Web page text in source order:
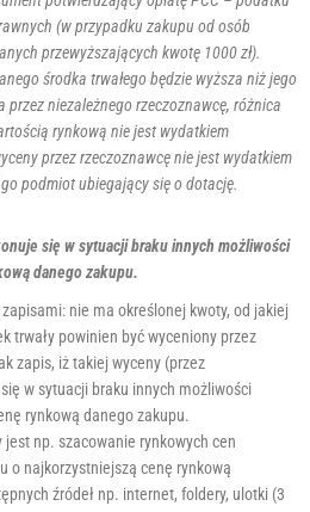
(w przypadku zakupu od osób
przewyższających kwotę 1000 zł).
środka trwałego będzie wyższa niż jego
niezależnego rzeczoznawcę, różnica
rynkową nie jest wydatkiem
przez rzeczoznawcę nie jest wydatkiem
podmiot ubiegający się o dotację.
się w sytuacji braku innych możliwości
danego zakupu.
nie ma określonej kwoty, od jakiej
trwały powinien być wyceniony przez
zapis, iż takiej wyceny (przez
w sytuacji braku innych możliwości
rynkową danego zakupu.
np. szacowanie rynkowych cen
o najkorzystniejszą cenę rynkową
źródeł np. internet, foldery, ulotki (3